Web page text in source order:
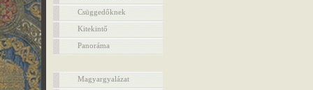
Csüggedőknek
Kitekintő
Panoráma
Magyargyalázat